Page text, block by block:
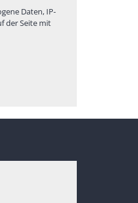
Daten, IP-
der Seite mit